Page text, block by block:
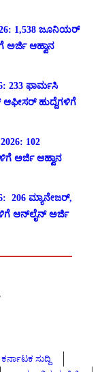
1,538 ಜೂನಿಯರ್
ಆಹ್ವಾನ
233 ಫಾರ್ಮಸಿ
ಹುದ್ದೆಗಳಿಗೆ
102
ಅರ್ಜಿ ಆಹ್ವಾನ
206 ಮ್ಯಾನೇಜರ್,
ಆನ್‌ಲೈನ್ ಅರ್ಜಿ
ಕರ್ನಾಟಕ ಸುದ್ದಿ